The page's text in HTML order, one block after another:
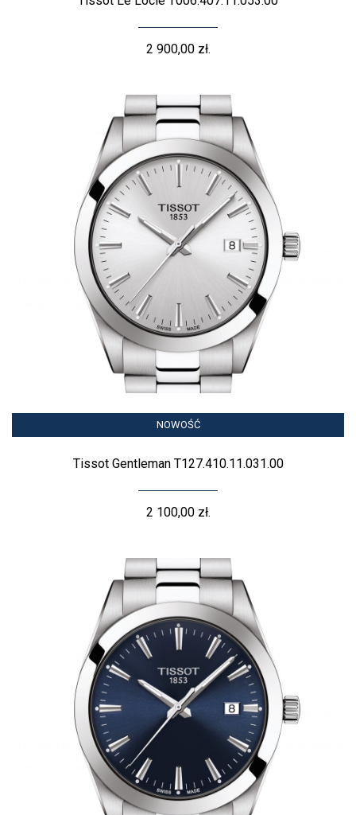
2 900,00 zł.
NOWOŚĆ
Tissot Gentleman T127.410.11.031.00
2 100,00 zł.